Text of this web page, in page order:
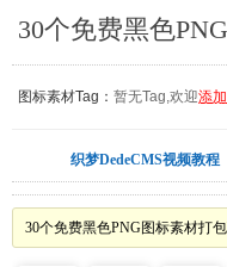
30个免费黑色
图标素材Tag： 暂无Tag,欢迎添加
织梦DedeCMS视频教程
30个免费黑色PNG图标素材打